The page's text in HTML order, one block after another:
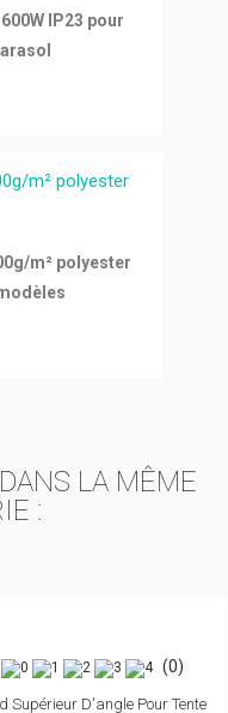
IP23 pour
m² polyester
LA MÊME
:
(0)
Supérieur D'angle Pour Tente